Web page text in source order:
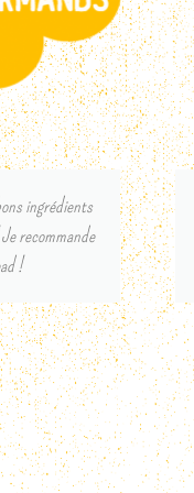
pour un
fondant, pas